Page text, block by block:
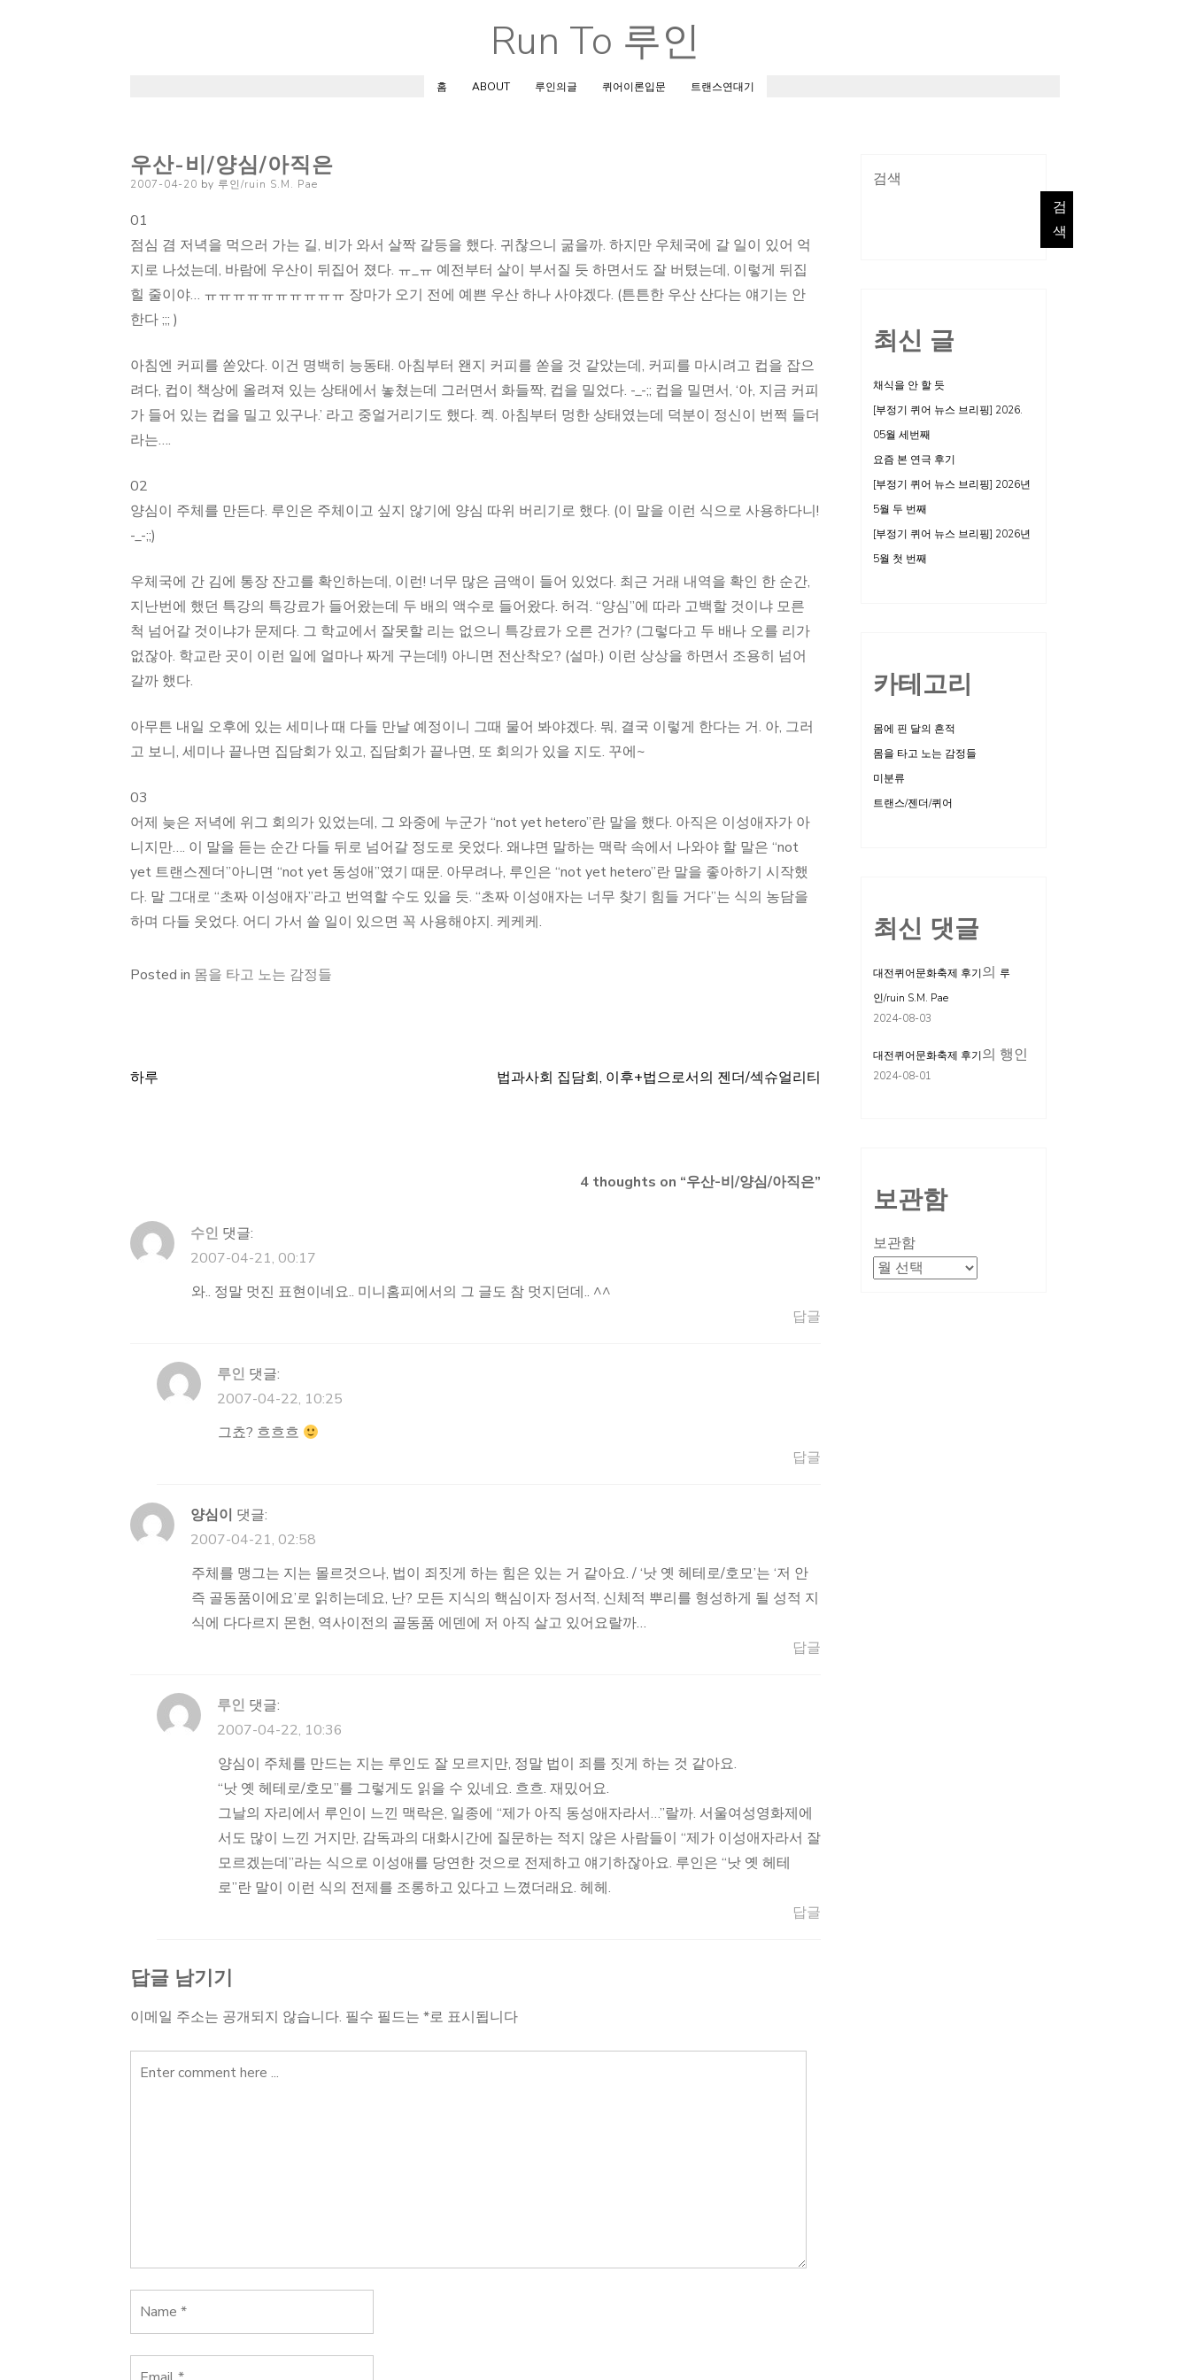
Skip
to
content
Run To 루인
홈 ABOUT 루인의글 퀴어이론입문 트랜스연대기
우산-비/양심/아직은
Posted
2007-04-20 by 루인/ruin S.M. Pae
01
점심 겸 저녁을 먹으러 가는 길, 비가 와서 살짝 갈등을 했다. 귀찮으니 굶을까. 하지만 우체국에 갈 일이 있어 억
지로 나섰는데, 바람에 우산이 뒤집어 졌다. ㅠ_ㅠ 예전부터 살이 부서질 듯 하면서도 잘 버텼는데, 이렇게 뒤집
힐 줄이야… ㅠㅠㅠㅠㅠㅠㅠㅠㅠㅠ 장마가 오기 전에 예쁜 우산 하나 사야겠다. (튼튼한 우산 산다는 얘기는 안
한다 ;;; )
아침엔 커피를 쏟았다. 이건 명백히 능동태. 아침부터 왠지 커피를 쏟을 것 같았는데, 커피를 마시려고 컵을 잡으
려다, 컵이 책상에 올려져 있는 상태에서 놓쳤는데 그러면서 화들짝, 컵을 밀었다. -_-;; 컵을 밀면서, ‘아, 지금 커피
가 들어 있는 컵을 밀고 있구나.’ 라고 중얼거리기도 했다. 켁. 아침부터 멍한 상태였는데 덕분이 정신이 번쩍 들더
라는….
02
양심이 주체를 만든다. 루인은 주체이고 싶지 않기에 양심 따위 버리기로 했다. (이 말을 이런 식으로 사용하다니!
-_-;;)
우체국에 간 김에 통장 잔고를 확인하는데, 이런! 너무 많은 금액이 들어 있었다. 최근 거래 내역을 확인 한 순간,
지난번에 했던 특강의 특강료가 들어왔는데 두 배의 액수로 들어왔다. 허걱. “양심”에 따라 고백할 것이냐 모른
척 넘어갈 것이냐가 문제다. 그 학교에서 잘못할 리는 없으니 특강료가 오른 건가? (그렇다고 두 배나 오를 리가
없잖아. 학교란 곳이 이런 일에 얼마나 짜게 구는데!) 아니면 전산착오? (설마.) 이런 상상을 하면서 조용히 넘어
갈까 했다.
아무튼 내일 오후에 있는 세미나 때 다들 만날 예정이니 그때 물어 봐야겠다. 뭐, 결국 이렇게 한다는 거. 아, 그러
고 보니, 세미나 끝나면 집담회가 있고, 집담회가 끝나면, 또 회의가 있을 지도. 꾸에~
03
어제 늦은 저녁에 위그 회의가 있었는데, 그 와중에 누군가 “not yet hetero”란 말을 했다. 아직은 이성애자가 아
니지만…. 이 말을 듣는 순간 다들 뒤로 넘어갈 정도로 웃었다. 왜냐면 말하는 맥락 속에서 나와야 할 말은 “not
yet 트랜스젠더”아니면 “not yet 동성애”였기 때문. 아무려나, 루인은 “not yet hetero”란 말을 좋아하기 시작했
다. 말 그대로 “초짜 이성애자”라고 번역할 수도 있을 듯. “초짜 이성애자는 너무 찾기 힘들 거다”는 식의 농담을
하며 다들 웃었다. 어디 가서 쓸 일이 있으면 꼭 사용해야지. 케케케.
Posted in 몸을 타고 노는 감정들
글
하루 법과사회 집담회, 이후+법으로서의 젠더/섹슈얼리티
4 thoughts on “우산-비/양심/아직은”
수인 댓글:
2007-04-21, 00:17
와.. 정말 멋진 표현이네요.. 미니홈피에서의 그 글도 참 멋지던데.. ^^
답글
루인 댓글:
2007-04-22, 10:25
그쵸? 흐흐흐
답글
양심이 댓글:
2007-04-21, 02:58
주체를 맹그는 지는 몰르것으나, 법이 죄짓게 하는 힘은 있는 거 같아요. / ‘낫 옛 헤테로/호모’는 ‘저 안
즉 골동품이에요’로 읽히는데요, 난? 모든 지식의 핵심이자 정서적, 신체적 뿌리를 형성하게 될 성적 지
식에 다다르지 몬헌, 역사이전의 골동품 에덴에 저 아직 살고 있어요랄까…
답글
루인 댓글:
2007-04-22, 10:36
양심이 주체를 만드는 지는 루인도 잘 모르지만, 정말 법이 죄를 짓게 하는 것 같아요.
“낫 옛 헤테로/호모”를 그렇게도 읽을 수 있네요. 흐흐. 재밌어요.
그날의 자리에서 루인이 느낀 맥락은, 일종에 “제가 아직 동성애자라서…”랄까. 서울여성영화제에
서도 많이 느낀 거지만, 감독과의 대화시간에 질문하는 적지 않은 사람들이 “제가 이성애자라서 잘
모르겠는데”라는 식으로 이성애를 당연한 것으로 전제하고 얘기하잖아요. 루인은 “낫 옛 헤테
로”란 말이 이런 식의 전제를 조롱하고 있다고 느꼈더래요. 헤헤.
답글
답글 남기기
이메일 주소는 공개되지 않습니다. 필수 필드는 *로 표시됩니다
검색
검
색
최신 글
채식을 안 할 듯
[부정기 퀴어 뉴스 브리핑] 2026.
05월 세번째
요즘 본 연극 후기
[부정기 퀴어 뉴스 브리핑] 2026년
5월 두 번째
[부정기 퀴어 뉴스 브리핑] 2026년
5월 첫 번째
카테고리
몸에 핀 달의 흔적
몸을 타고 노는 감정들
미분류
트랜스/젠더/퀴어
최신 댓글
대전퀴어문화축제 후기의 루
인/ruin S.M. Pae
2024-08-03
대전퀴어문화축제 후기의 행인
2024-08-01
보관함
보관함